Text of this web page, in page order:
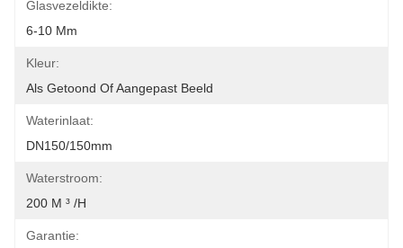
Glasvezeldikte:
6-10 Mm
Kleur:
Als Getoond Of Aangepast Beeld
Waterinlaat:
DN150/150mm
Waterstroom:
200 M ³ /h
Garantie: